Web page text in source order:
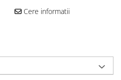
Cere informatii